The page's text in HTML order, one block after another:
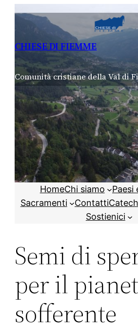
CHIESE DI FIEMME
Comunità cristiane della Val di
HomeChi siamo
Paesi
Sacramenti
Contatti
Sostienici
Semi di
per il
sofferente